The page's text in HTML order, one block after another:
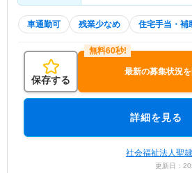
車通勤可 残業少なめ 住宅手当・補
保存する
最新の募集状況
詳細を見る
社会福祉法人聖
更新日：